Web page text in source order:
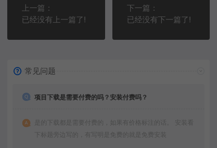
上一篇：
已经没有上一篇了!
下一篇：
已经没有下一篇了!
常见问题
项目下载是需要付费的吗？安装付费吗？
是的下载都是需要付费的，如果有价格标注的话。 安装看
下标题旁边写的，有写明是免费的就是免费安装